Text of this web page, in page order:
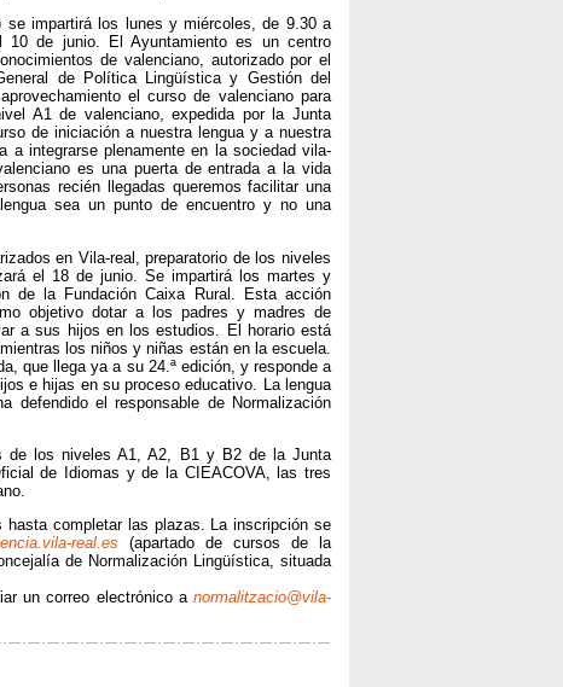
se impartirá los lunes y miércoles, de 9.30 a
de junio. El Ayuntamiento es un centro
de valenciano, autorizado por el
de Política Lingüística y Gestión del
el curso de valenciano para
A1 de valenciano, expedida por la Junta
de iniciación a nuestra lengua y a nuestra
a integrarse plenamente en la sociedad vila-
es una puerta de entrada a la vida
recién llegadas queremos facilitar una
sea un punto de encuentro y no una
en Vila-real, preparatorio de los niveles
el 18 de junio. Se impartirá los martes y
de la Fundación Caixa Rural. Esta acción
objetivo dotar a los padres y madres de
a sus hijos en los estudios. El horario está
los niños y niñas están en la escuela.
que llega ya a su 24.ª edición, y responde a
e hijas en su proceso educativo. La lengua
defendido el responsable de Normalización
de los niveles A1, A2, B1 y B2 de la Junta
de Idiomas y de la CIEACOVA, las tres
completar las plazas. La inscripción se
real.es
(apartado de cursos de la
de Normalización Lingüística, situada
un correo electrónico a normalitzacio@vila-